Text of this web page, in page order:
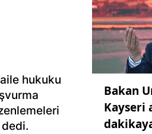
hukuku
Bakan
Kayseri